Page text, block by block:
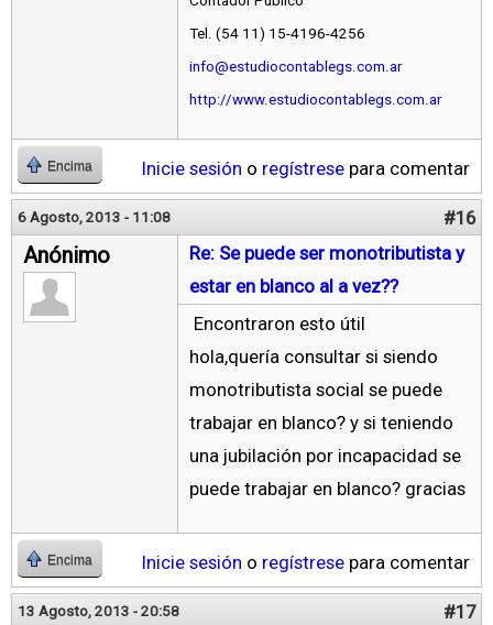
Tel. (54 11) 15-4196-4256
info@estudiocontablegs.com.ar
http://www.estudiocontablegs.com.ar
Encima Inicie sesión o regístrese para comentar
6 Agosto, 2013 - 11:08 #16
Anónimo
Re: Se puede ser monotributista y
estar en blanco al a vez??
Encontraron esto útil
hola,quería consultar si siendo
monotributista social se puede
trabajar en blanco? y si teniendo
una jubilación por incapacidad se
puede trabajar en blanco? gracias
Encima Inicie sesión o regístrese para comentar
13 Agosto, 2013 - 20:58 #17